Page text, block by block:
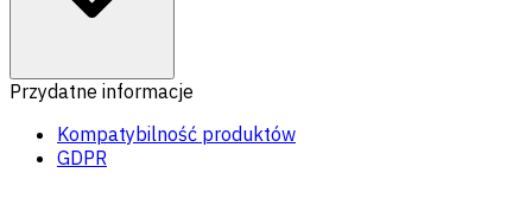
Przydatne informacje
Kompatybilność produktów
GDPR